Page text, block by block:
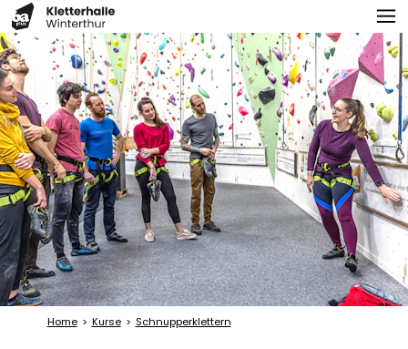
Home Kurse Schnupperklettern